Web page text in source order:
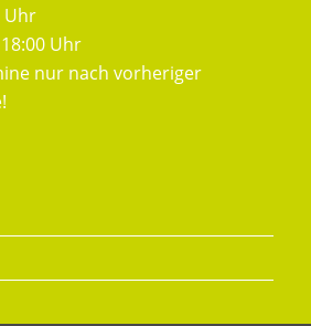
Uhr
Uhr
nur nach vorheriger